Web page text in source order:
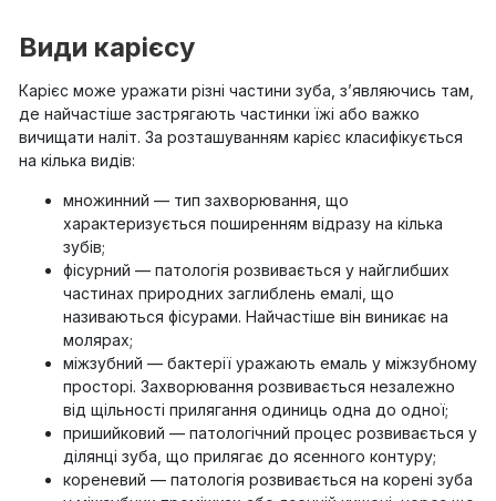
Види карієсу
Карієс може уражати різні частини зуба, з’являючись там,
де найчастіше застрягають частинки їжі або важко
вичищати наліт. За розташуванням карієс класифікується
на кілька видів:
множинний — тип захворювання, що
характеризується поширенням відразу на кілька
зубів;
фісурний — патологія розвивається у найглибших
частинах природних заглиблень емалі, що
називаються фісурами. Найчастіше він виникає на
молярах;
міжзубний — бактерії уражають емаль у міжзубному
просторі. Захворювання розвивається незалежно
від щільності прилягання одиниць одна до одної;
пришийковий — патологічний процес розвивається у
ділянці зуба, що прилягає до ясенного контуру;
кореневий — патологія розвивається на корені зуба